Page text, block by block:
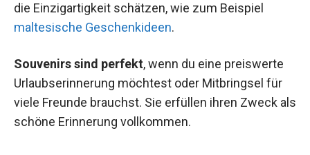
die Einzigartigkeit schätzen, wie zum Beispiel
maltesische Geschenkideen.
Souvenirs sind perfekt, wenn du eine preiswerte
Urlaubserinnerung möchtest oder Mitbringsel für
viele Freunde brauchst. Sie erfüllen ihren Zweck als
schöne Erinnerung vollkommen.